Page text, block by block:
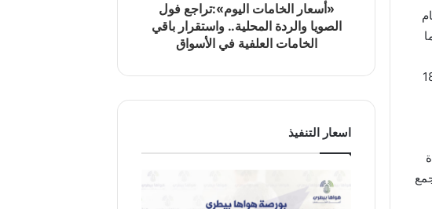
من 5 إلى 7 سم بينما يتراوح طوله في الأمهات من 18
«أسعار الخامات اليوم»:تراجع فول
الصويا والردة المحلية.. واستقرار باقي
الخامات العلفية في الأسواق
اسعار التنفيذ